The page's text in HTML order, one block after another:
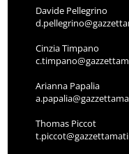
Davide Pellegrino
Cinzia Timpano
Arianna Papalia
Thomas Piccot